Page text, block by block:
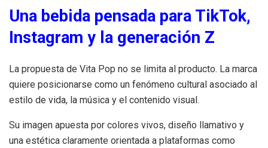
Una bebida pensada para TikTok,
Instagram y la generación Z
La propuesta de Vita Pop no se limita al producto. La marca
quiere posicionarse como un fenómeno cultural asociado al
estilo de vida, la música y el contenido visual.
Su imagen apuesta por colores vivos, diseño llamativo y
una estética claramente orientada a plataformas como